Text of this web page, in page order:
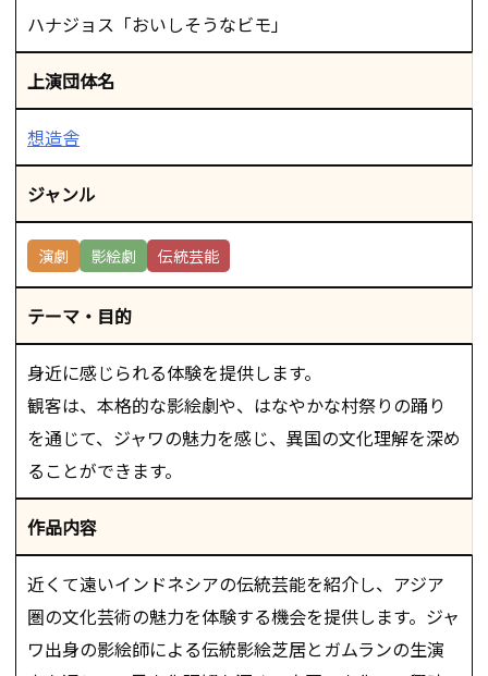
ハナジョス「おいしそうなビモ」
上演団体名
想造舎
ジャンル
演劇 影絵劇 伝統芸能
テーマ・目的
身近に感じられる体験を提供します。
観客は、本格的な影絵劇や、はなやかな村祭りの踊り
を通じて、ジャワの魅力を感じ、異国の文化理解を深め
ることができます。
作品内容
近くて遠いインドネシアの伝統芸能を紹介し、アジア
圏の文化芸術の魅力を体験する機会を提供します。ジャ
ワ出身の影絵師による伝統影絵芝居とガムランの生演